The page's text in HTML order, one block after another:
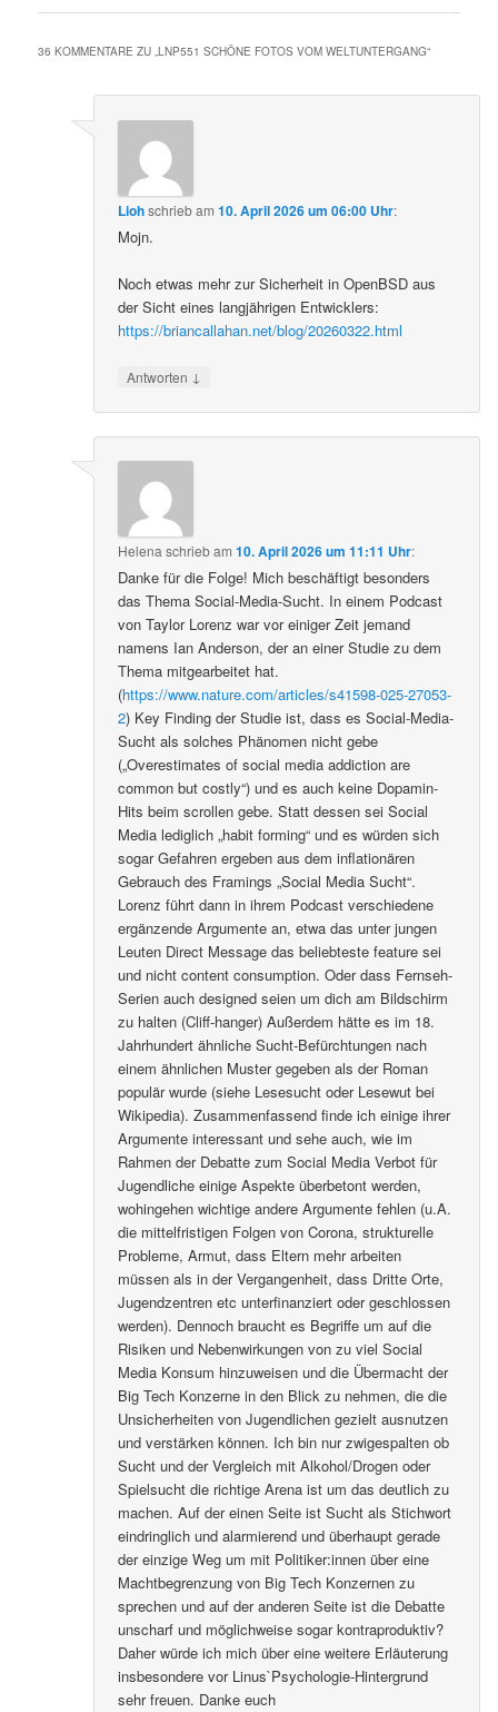
36 KOMMENTARE ZU „LNP551 SCHÖNE FOTOS VOM WELTUNTERGANG“
Liohschriebam10. April 2026 um 06:00 Uhr:
Mojn.
Noch etwas mehr zur Sicherheit in OpenBSD aus
der Sicht eines langjährigen Entwicklers:
https://briancallahan.net/blog/20260322.html
Antworten ↓
Helena schriebam10. April 2026 um 11:11 Uhr:
Danke für die Folge! Mich beschäftigt besonders
das Thema Social-Media-Sucht. In einem Podcast
von Taylor Lorenz war vor einiger Zeit jemand
namens Ian Anderson, der an einer Studie zu dem
Thema mitgearbeitet hat.
(https://www.nature.com/articles/s41598-025-27053-
2) Key Finding der Studie ist, dass es Social-Media-
Sucht als solches Phänomen nicht gebe
(„Overestimates of social media addiction are
common but costly“) und es auch keine Dopamin-
Hits beim scrollen gebe. Statt dessen sei Social
Media lediglich „habit forming“ und es würden sich
sogar Gefahren ergeben aus dem inflationären
Gebrauch des Framings „Social Media Sucht“.
Lorenz führt dann in ihrem Podcast verschiedene
ergänzende Argumente an, etwa das unter jungen
Leuten Direct Message das beliebteste feature sei
und nicht content consumption. Oder dass Fernseh-
Serien auch designed seien um dich am Bildschirm
zu halten (Cliff-hanger) Außerdem hätte es im 18.
Jahrhundert ähnliche Sucht-Befürchtungen nach
einem ähnlichen Muster gegeben als der Roman
populär wurde (siehe Lesesucht oder Lesewut bei
Wikipedia). Zusammenfassend finde ich einige ihrer
Argumente interessant und sehe auch, wie im
Rahmen der Debatte zum Social Media Verbot für
Jugendliche einige Aspekte überbetont werden,
wohingehen wichtige andere Argumente fehlen (u.A.
die mittelfristigen Folgen von Corona, strukturelle
Probleme, Armut, dass Eltern mehr arbeiten
müssen als in der Vergangenheit, dass Dritte Orte,
Jugendzentren etc unterfinanziert oder geschlossen
werden). Dennoch braucht es Begriffe um auf die
Risiken und Nebenwirkungen von zu viel Social
Media Konsum hinzuweisen und die Übermacht der
Big Tech Konzerne in den Blick zu nehmen, die die
Unsicherheiten von Jugendlichen gezielt ausnutzen
und verstärken können. Ich bin nur zwigespalten ob
Sucht und der Vergleich mit Alkohol/Drogen oder
Spielsucht die richtige Arena ist um das deutlich zu
machen. Auf der einen Seite ist Sucht als Stichwort
eindringlich und alarmierend und überhaupt gerade
der einzige Weg um mit Politiker:innen über eine
Machtbegrenzung von Big Tech Konzernen zu
sprechen und auf der anderen Seite ist die Debatte
unscharf und möglichweise sogar kontraproduktiv?
Daher würde ich mich über eine weitere Erläuterung
insbesondere vor Linus`Psychologie-Hintergrund
sehr freuen. Danke euch